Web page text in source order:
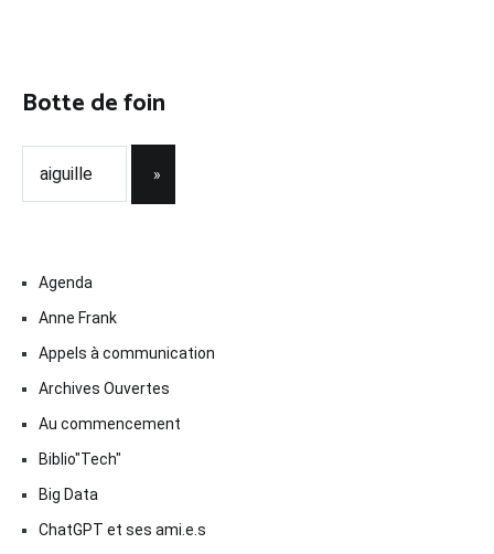
Botte de foin
Agenda
Anne Frank
Appels à communication
Archives Ouvertes
Au commencement
Biblio"Tech"
Big Data
ChatGPT et ses ami.e.s